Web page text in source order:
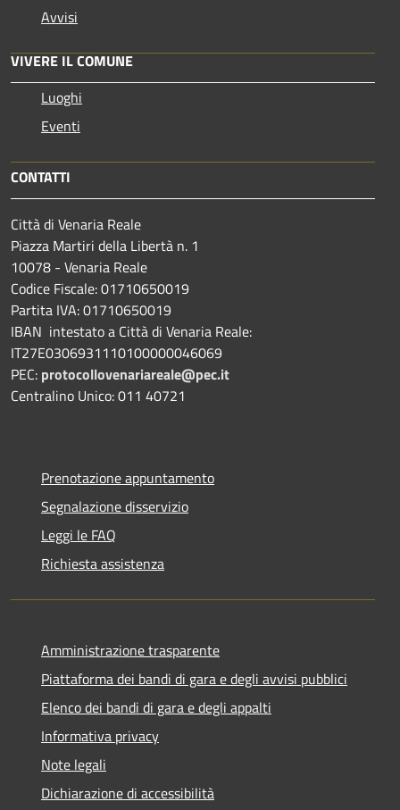
Avvisi
VIVERE IL COMUNE
Luoghi
Eventi
CONTATTI
Città di Venaria Reale
Piazza Martiri della Libertà n. 1
10078 - Venaria Reale
Codice Fiscale: 01710650019
Partita IVA: 01710650019
IBAN intestato a Città di Venaria Reale:
IT27E0306931110100000046069
PEC: protocollovenariareale@pec.it
Centralino Unico: 011 40721
Prenotazione appuntamento
Segnalazione disservizio
Leggi le FAQ
Richiesta assistenza
Amministrazione trasparente
Piattaforma dei bandi di gara e degli avvisi pubblici
Elenco dei bandi di gara e degli appalti
Informativa privacy
Note legali
Dichiarazione di accessibilità